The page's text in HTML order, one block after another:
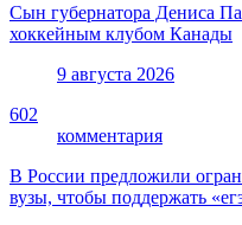
Сын губернатора Дениса
хоккейным клубом Канады
9 августа 2026
602
комментария
В России предложили
вузы, чтобы поддержать